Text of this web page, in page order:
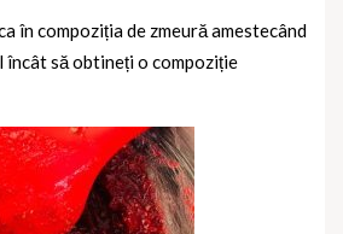
în compoziția de zmeură amestecând
să obtineți o compoziție